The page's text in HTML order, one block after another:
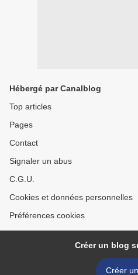
Hébergé par Canalblog
Top articles
Pages
Contact
Signaler un abus
C.G.U.
Cookies et données personnelles
Préférences cookies
Créer un blog
Créer